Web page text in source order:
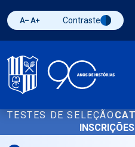
Diminuir fonte
Aumentar fonteAlternar contraste
Contraste
TESTES DE SELEÇÃO